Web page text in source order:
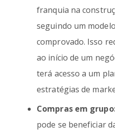
franquia na
seguindo um
comprovado. Isso
ao início de um
terá acesso a um
estratégias de
Compras em
pode se beneficiar